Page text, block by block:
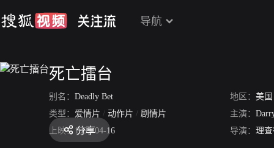
导航
死亡擂台
别名： Deadly Bet 地区： 美国
类型： 爱情片 / 动作片 / 剧情片 主演：
上映： 1992-04-16 导演： 理查
分享